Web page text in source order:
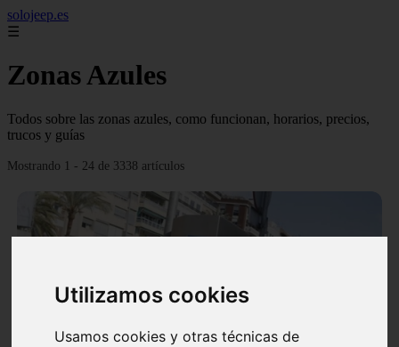
Utilizamos cookies
Usamos cookies y otras técnicas de
solojeep.es
☰
Zonas Azules
Todos sobre las zonas azules, como funcionan, horarios, precios,
trucos y guías
Mostrando 1 - 24 de 3338 artículos